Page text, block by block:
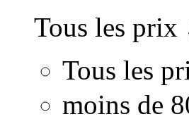
Tous les prix
Tous les
moins de